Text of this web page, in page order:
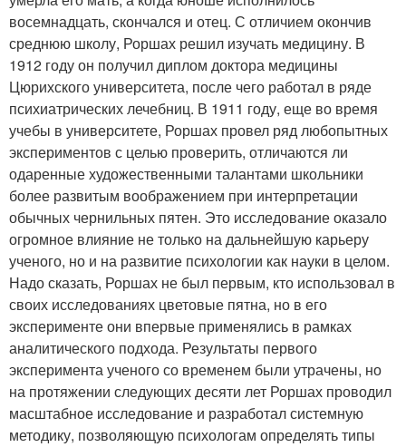
восемнадцать, скончался и отец. С отличием окончив
среднюю школу, Роршах решил изучать медицину. В
1912 году он получил диплом доктора медицины
Цюрихского университета, после чего работал в ряде
психиатрических лечебниц. В 1911 году, еще во время
учебы в университете, Роршах провел ряд любопытных
экспериментов с целью проверить, отличаются ли
одаренные художественными талантами школьники
более развитым воображением при интерпретации
обычных чернильных пятен. Это исследование оказало
огромное влияние не только на дальнейшую карьеру
ученого, но и на развитие психологии как науки в целом.
Надо сказать, Роршах не был первым, кто использовал в
своих исследованиях цветовые пятна, но в его
эксперименте они впервые применялись в рамках
аналитического подхода. Результаты первого
эксперимента ученого со временем были утрачены, но
на протяжении следующих десяти лет Роршах проводил
масштабное исследование и разработал системную
методику, позволяющую психологам определять типы